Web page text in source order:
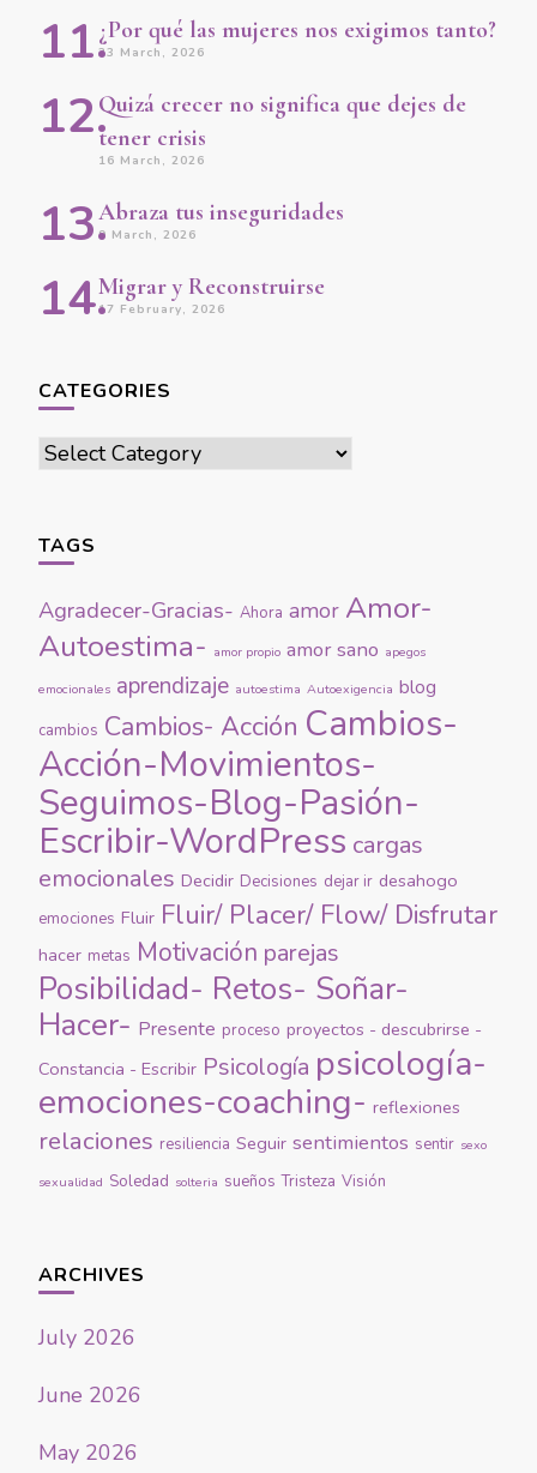
¿Por qué las mujeres nos exigimos tanto?
23 March, 2026
Quizá crecer no significa que dejes de
tener crisis
16 March, 2026
Abraza tus inseguridades
9 March, 2026
Migrar y Reconstruirse
17 February, 2026
CATEGORIES
Categories
TAGS
Agradecer-Gracias- Ahora amor Amor-
Autoestima- amor propio amor sano apegos
emocionales aprendizaje autoestima Autoexigencia blog
cambios Cambios- Acción Cambios-
Acción-Movimientos-
Seguimos-Blog-Pasión-
Escribir-WordPress cargas
emocionales Decidir Decisiones dejar ir desahogo
emociones Fluir Fluir/ Placer/ Flow/ Disfrutar
hacer metas Motivación parejas
Posibilidad- Retos- Soñar-
Hacer- Presente proceso proyectos - descubrirse -
Constancia - Escribir Psicología psicología-
emociones-coaching- reflexiones
relaciones resiliencia Seguir sentimientos sentir sexo
sexualidad Soledad solteria sueños Tristeza Visión
ARCHIVES
July 2026
June 2026
May 2026